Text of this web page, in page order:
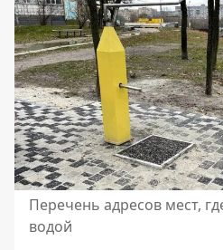
Перечень адресов мест,
водой